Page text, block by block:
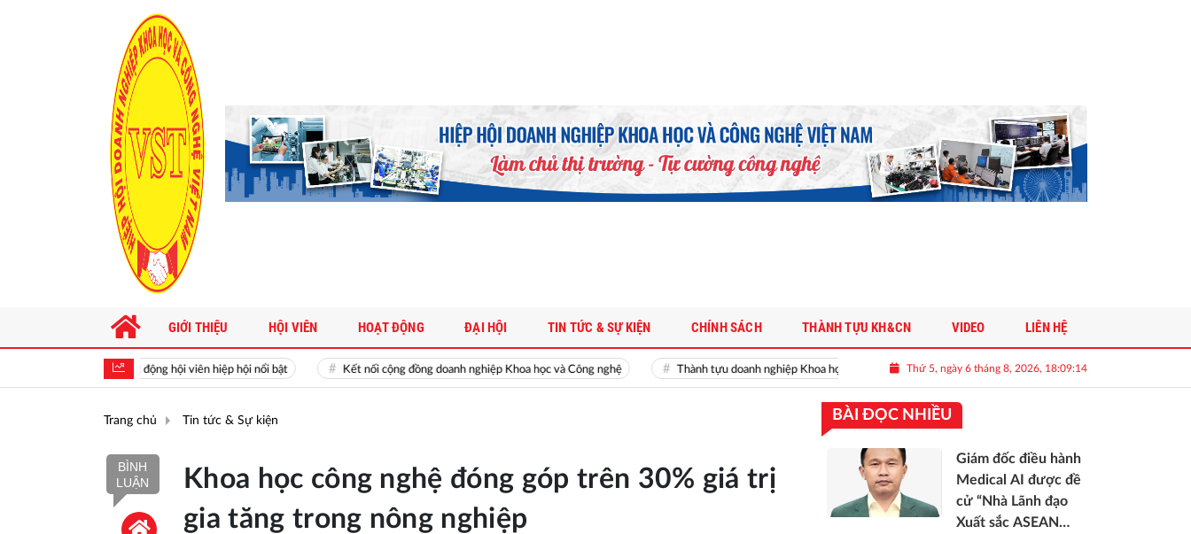
Hoạt động hội viên hiệp hội nổi bật Kết nối cộng đồng doanh nghiệp Khoa học và Công nghệ Thành tựu doanh nghiệp Khoa học và Công nghệ Việt Nam Vinh danh doanh nghiệp khoa học và
Thứ 5, ngày 6 tháng 8, 2026, 18:09:16
GIỚI THIỆU HỘI VIÊN HOẠT ĐỘNG ĐẠI HỘI TIN TỨC & SỰ KIỆN CHÍNH SÁCH THÀNH TỰU KH&CN VIDEO LIÊN HỆ
Trang chủ Tin tức & Sự kiện
BÌNH
LUẬN
Khoa học công nghệ đóng góp trên 30% giá trị
gia tăng trong nông nghiệp
BÀI ĐỌC NHIỀU
Giám đốc điều hành
Medical AI được đề
cử “Nhà Lãnh đạo
Xuất sắc ASEAN